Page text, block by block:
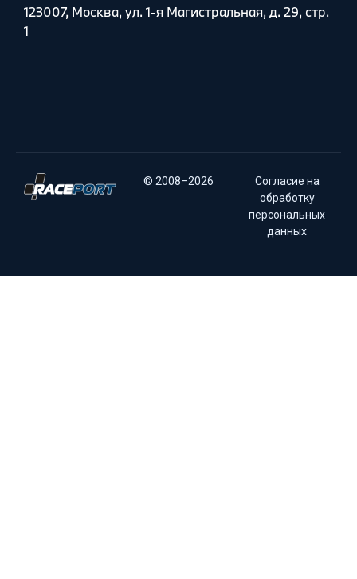
123007, Москва, ул. 1-я Магистральная, д. 29, стр.
1
© 2008–2026
Согласие на
обработку
персональных
данных